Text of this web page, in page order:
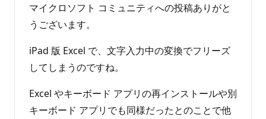
マイクロソフト コミュニティへの投稿ありがと
うございます。
iPad 版 Excel で、文字入力中の変換でフリーズ
してしまうのですね。
Excel やキーボード アプリの再インストールや別
キーボード アプリでも同様だったとのことで他